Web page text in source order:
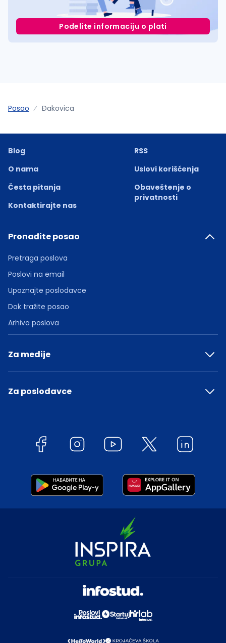
Podelite informaciju o plati
Posao Ðakovica
Blog
O nama
Česta pitanja
Kontaktirajte nas
RSS
Uslovi korišćenja
Obaveštenje o
privatnosti
Pronađite posao
Pretraga poslova
Poslovi na email
Upoznajte poslodavce
Dok tražite posao
Arhiva poslova
Za medije
Za poslodavce